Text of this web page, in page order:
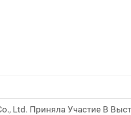
Участие В Выставке CHINAPLAS